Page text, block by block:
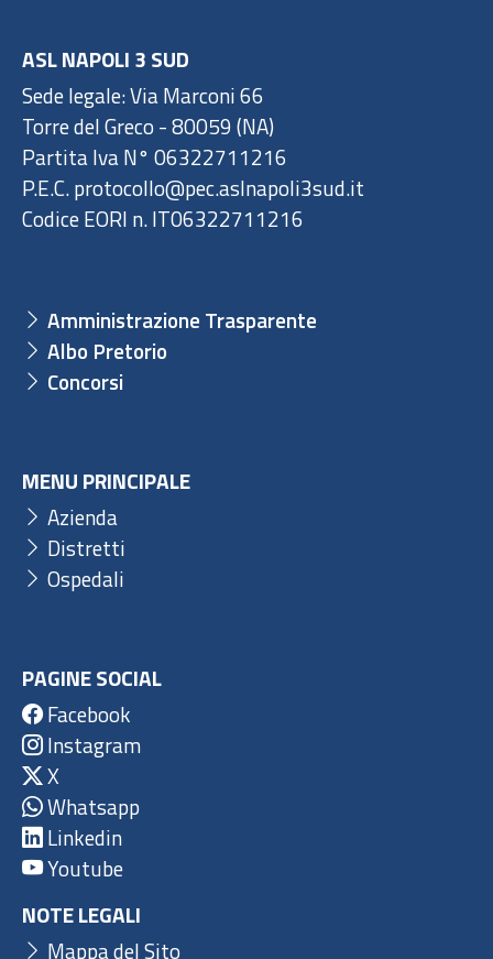
ASL NAPOLI 3 SUD
Sede legale: Via Marconi 66
Torre del Greco - 80059 (NA)
Partita Iva N° 06322711216
P.E.C. protocollo@pec.aslnapoli3sud.it
Codice EORI n. IT06322711216
Amministrazione Trasparente
Albo Pretorio
Concorsi
MENU PRINCIPALE
Azienda
Distretti
Ospedali
PAGINE SOCIAL
Facebook
Instagram
X
Whatsapp
Linkedin
Youtube
NOTE LEGALI
Mappa del Sito